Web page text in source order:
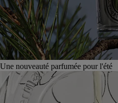
Une nouveauté parfumée pour l'été